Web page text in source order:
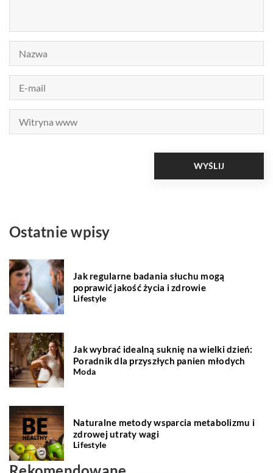
Ostatnie wpisy
Jak regularne badania słuchu mogą
poprawić jakość życia i zdrowie
Lifestyle
Jak wybrać idealną suknię na wielki dzień:
Poradnik dla przyszłych panien młodych
Moda
Naturalne metody wsparcia metabolizmu i
zdrowej utraty wagi
Lifestyle